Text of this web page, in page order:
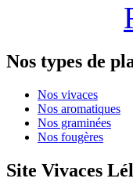
Nos types de
Nos vivaces
Nos aromatiques
Nos graminées
Nos fougères
Site Vivaces